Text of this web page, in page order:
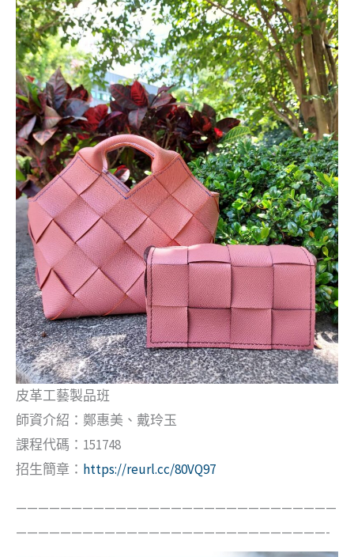
皮革工藝製品班
師資介紹：鄭惠美、戴玲玉
課程代碼：151748
招生簡章： https://reurl.cc/80VQ97
—————————————————————————————
————————————————————————————-